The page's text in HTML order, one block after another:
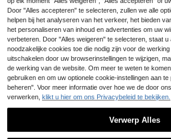
WSZ 2
brillen,
tie,
en,
5.23€
Door "Alles accepteren" te selecteren, zullen we alle
helpen bij het analyseren van het verkeer, het bieden
het personaliseren van inhoud en advertenties om uw
verbeteren. Door "Alles weigeren" te selecteren, staat
noodzakelijke cookies toe die nodig zijn voor de
uitschakelen door uw browserinstellingen te wijzigen,
de werking van de website. Om meer te weten te
gebruiken en om uw optionele cookie-instellingen aan
beheren". Voor meer informatie over hoe we de door
verwerken, klikt u hier om ons Privacybeleid te bekijken.
Verwerp Alles